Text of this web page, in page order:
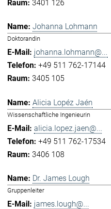
3401 126
Johanna Lohmann
Doktorandin
johanna.lohmann@...
+49 511 762-17144
3405 105
Alicia Lopéz Jaén
Wissenschaftliche Ingenieurin
alicia.lopez.jaen@...
+49 511 762-17534
3406 108
Dr. James Lough
Gruppenleiter
james.lough@...